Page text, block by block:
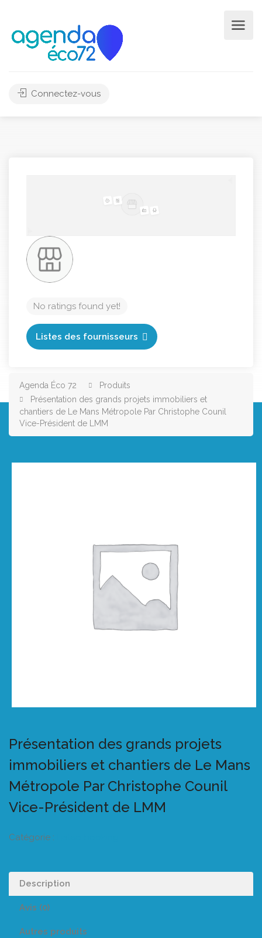
Connectez-vous
No ratings found yet!
Listes des fournisseurs
Agenda Éco 72
Produits
Présentation des grands projets immobiliers et
chantiers de Le Mans Métropole Par Christophe Counil
Vice-Président de LMM
Présentation des grands projets
immobiliers et chantiers de Le Mans
Métropole Par Christophe Counil
Vice-Président de LMM
Catégorie :
Description
Avis (0)
Autres produits